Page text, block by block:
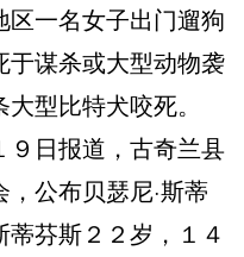
一名女子出门遛狗
于谋杀或大型动物袭
型比特犬咬死。
日报道，古奇兰县
公布贝瑟尼·斯蒂
芬斯２２岁，１４